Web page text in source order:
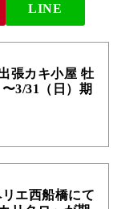
LINE
張カキ小屋 牡
3/31（日）期
エ西船橋にて